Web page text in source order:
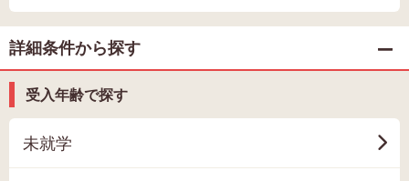
詳細条件から探す
受入年齢で探す
未就学